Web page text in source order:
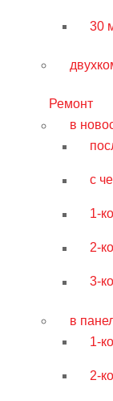
30
Ремонт
в
с
1-
2-
3-
в
1-
2-